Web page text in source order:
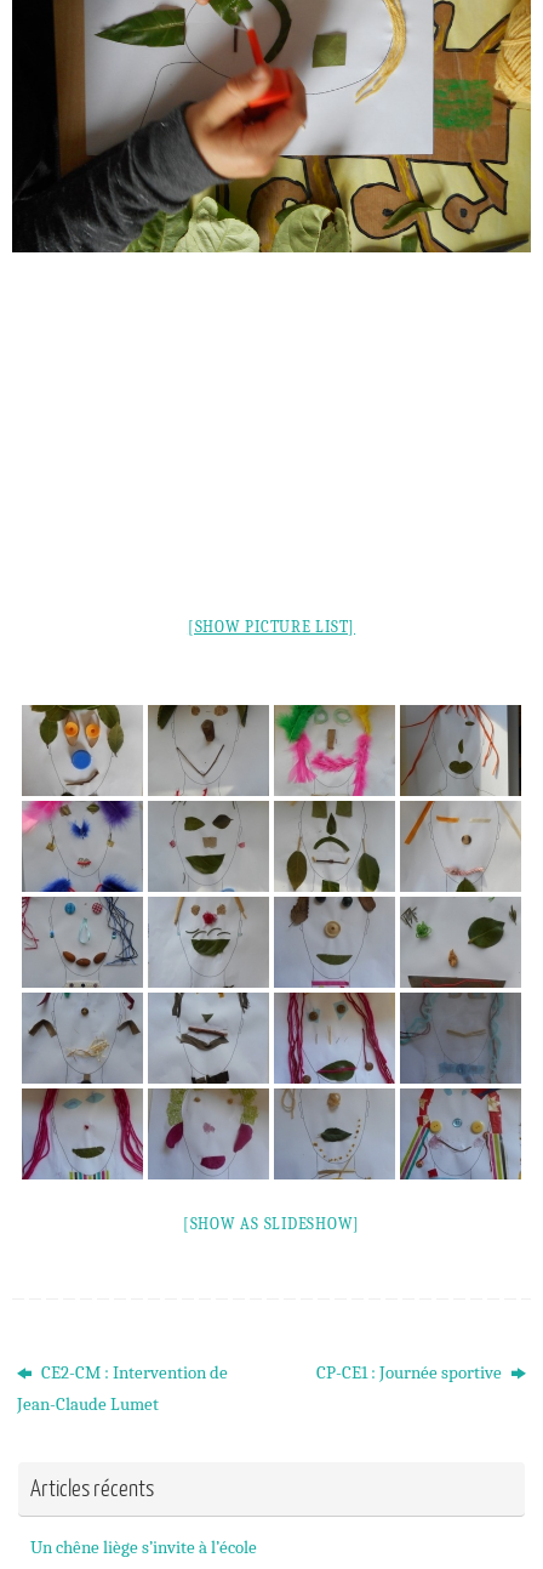
[SHOW PICTURE LIST]
[SHOW AS SLIDESHOW]
CE2-CM : Intervention de
Jean-Claude Lumet
CP-CE1 : Journée sportive
Articles récents
Un chêne liège s’invite à l’école